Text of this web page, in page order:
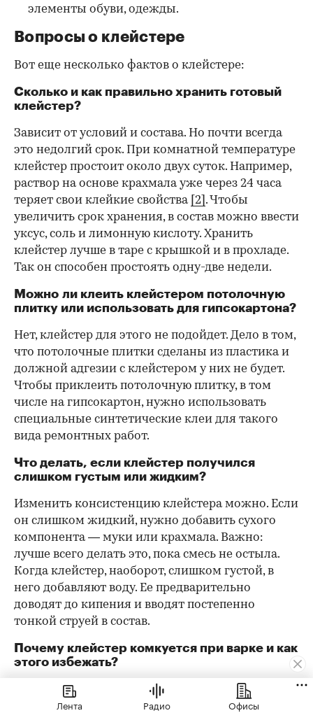
элементы обуви, одежды.
Вопросы о клейстере
Вот еще несколько фактов о клейстере:
Сколько и как правильно хранить готовый
клейстер?
Зависит от условий и состава. Но почти всегда
это недолгий срок. При комнатной температуре
клейстер простоит около двух суток. Например,
раствор на основе крахмала уже через 24 часа
теряет свои клейкие свойства [2] . Чтобы
увеличить срок хранения, в состав можно ввести
уксус, соль и лимонную кислоту. Хранить
клейстер лучше в таре с крышкой и в прохладе.
Так он способен простоять одну-две недели.
Можно ли клеить клейстером потолочную
плитку или использовать для гипсокартона?
Нет, клейстер для этого не подойдет. Дело в том,
что потолочные плитки сделаны из пластика и
должной адгезии с клейстером у них не будет.
Чтобы приклеить потолочную плитку, в том
числе на гипсокартон, нужно использовать
специальные синтетические клеи для такого
вида ремонтных работ.
Что делать, если клейстер получился
слишком густым или жидким?
Изменить консистенцию клейстера можно. Если
он слишком жидкий, нужно добавить сухого
компонента — муки или крахмала. Важно:
лучше всего делать это, пока смесь не остыла.
Когда клейстер, наоборот, слишком густой, в
него добавляют воду. Ее предварительно
доводят до кипения и вводят постепенно
тонкой струей в состав.
Почему клейстер комкуется при варке и как
этого избежать?
Комки в клейстере возникают по той же
причине, например, как и в манной каше: если
Лента Радио Офисы